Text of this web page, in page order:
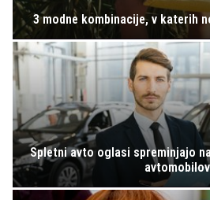
3 modne kombinacije, v katerih
Spletni avto oglasi spreminjajo
avtomobilov